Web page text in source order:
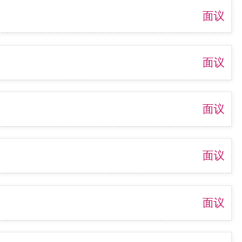
面议
面议
面议
面议
面议